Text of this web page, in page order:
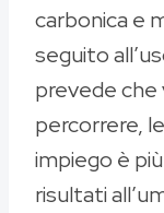
carbonica e
seguito
prevede che
percorrere,
impiego è
risultati